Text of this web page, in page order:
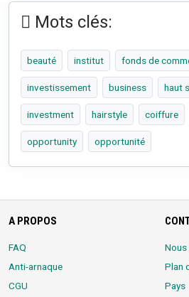
Mots clés:
beauté institut fonds de
investissement business haut
investment hairstyle coiffure
opportunity opportunité
A PROPOS
FAQ
Anti-arnaque
CGU
Plan
Pays